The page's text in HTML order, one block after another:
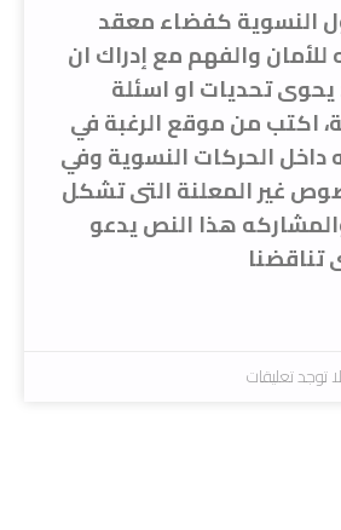
النسوية كفضاء معقد
والفهم مع إدراك ان
تحديات او اسئلة
اكتب من موقع الرغبة في
داخل الحركات النسوية وفي
غير المعلنة التى تشكل
هذا النص يدعو
تناقضنا
لا توجد تعليقات